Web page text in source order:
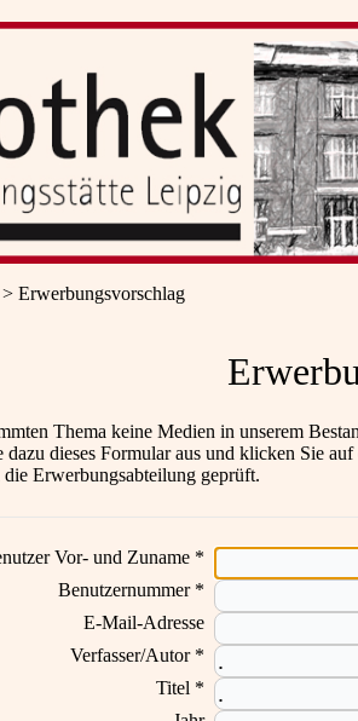
Erwerbungsvorschlag
Thema keine Medien in unserem
dieses Formular aus und klicken Sie
Erwerbungsabteilung geprüft.
Vor- und Zuname *
Benutzernummer *
E-Mail-Adresse
Verfasser/Autor *
Titel *